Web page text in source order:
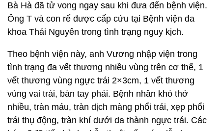
Bà Hà đã tử vong ngay sau khi đưa đến bệnh viện.
Ông T và con rể được cấp cứu tại Bệnh viện đa
khoa Thái Nguyên trong tình trạng nguy kịch.
Theo bệnh viện này, anh Vương nhập viện trong
tình trạng đa vết thương nhiều vùng trên cơ thể, 1
vết thương vùng ngực trái 2×3cm, 1 vết thương
vùng vai trái, bàn tay phải. Bệnh nhân khó thở
nhiều, tràn máu, tràn dịch màng phổi trái, xẹp phổi
trái thụ động, tràn khí dưới da thành ngực trái. Các